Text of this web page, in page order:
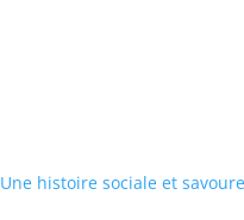
histoire sociale et